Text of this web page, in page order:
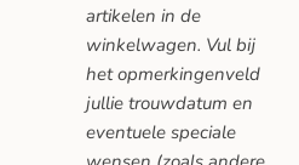
artikelen in de
winkelwagen. Vul bij
het opmerkingenveld
jullie trouwdatum en
eventuele speciale